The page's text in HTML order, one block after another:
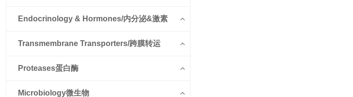
Endocrinology & Hormones/内分泌&激素
Transmembrane Transporters/跨膜转运
Proteases蛋白酶
Microbiology微生物